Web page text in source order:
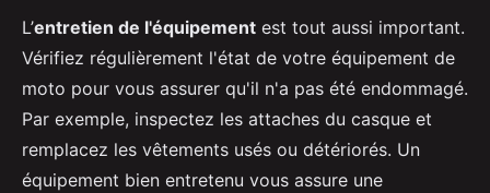
L’entretien de l'équipement est tout aussi important.
Vérifiez régulièrement l'état de votre équipement de
moto pour vous assurer qu'il n'a pas été endommagé.
Par exemple, inspectez les attaches du casque et
remplacez les vêtements usés ou détériorés. Un
équipement bien entretenu vous assure une